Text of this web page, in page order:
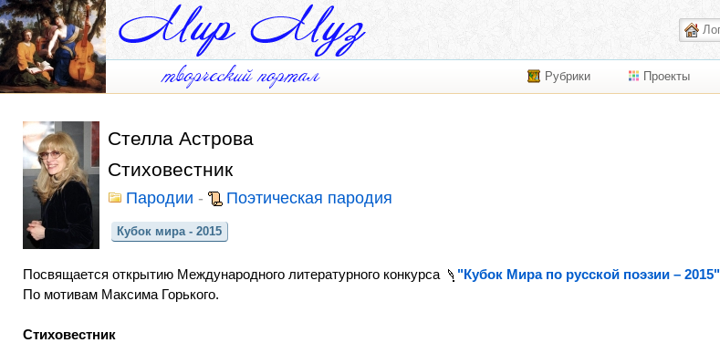
Рубрики Проекты
Стелла Астрова
Стиховестник
Пародии - Поэтическая пародия
Кубок мира - 2015
Посвящается открытию Международного литературного конкурса "Кубок Мира по русской поэзии – 2015"
По мотивам Максима Горького.
Стиховестник